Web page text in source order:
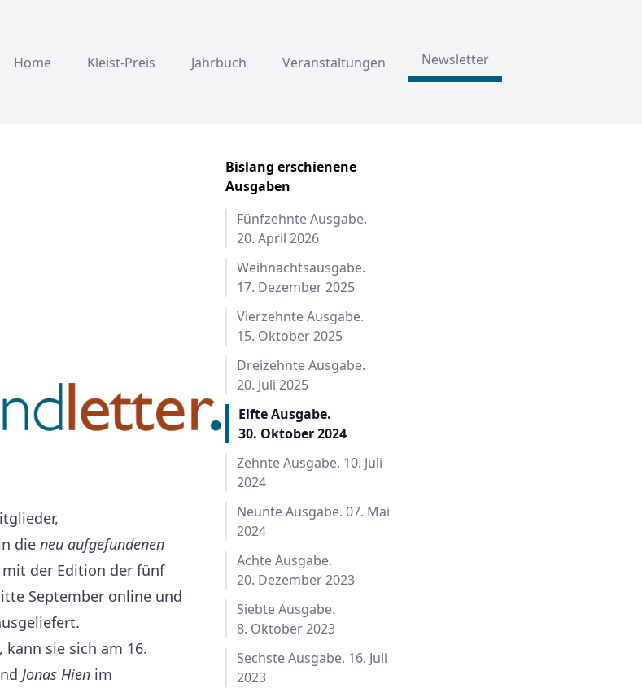
Home Kleist-Preis Jahrbuch Veranstaltungen Newsletter
die neu aufgefundenen
mit der Edition der fünf
September online und
sie sich am 16.
Jonas Hien im
Bislang erschienene
Ausgaben
Fünfzehnte Ausgabe.
20. April 2026
Weihnachtsausgabe.
17. Dezember 2025
Vierzehnte Ausgabe.
15. Oktober 2025
Dreizehnte Ausgabe.
20. Juli 2025
Elfte Ausgabe.
30. Oktober 2024
Zehnte Ausgabe. 10. Juli
2024
Neunte Ausgabe. 07. Mai
2024
Achte Ausgabe.
20. Dezember 2023
Siebte Ausgabe.
8. Oktober 2023
Sechste Ausgabe. 16. Juli
2023